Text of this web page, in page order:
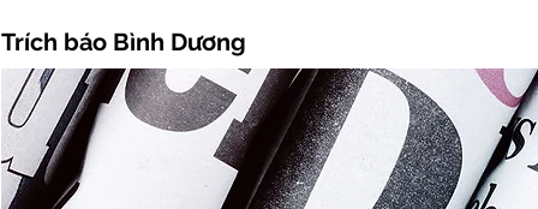
Trích báo Bình Dương